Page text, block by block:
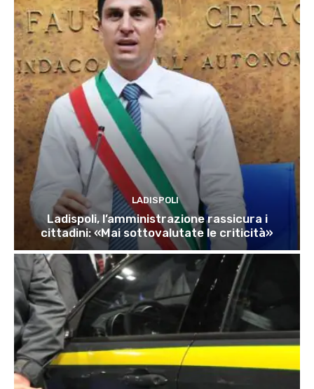
LADISPOLI
Ladispoli, l’amministrazione rassicura i
cittadini: «Mai sottovalutate le criticità»